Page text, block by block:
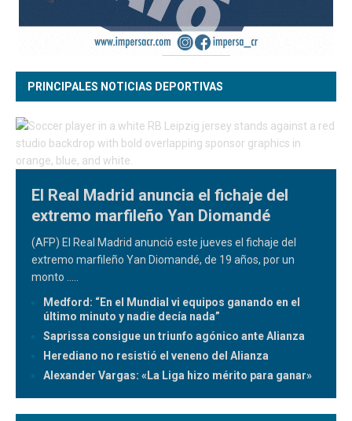
PRINCIPALES NOTICIAS DEPORTIVAS
El Real Madrid anuncia el fichaje del
extremo marfileño Yan Diomandé
(AFP) El Real Madrid anunció este jueves el fichaje del
extremo marfileño Yan Diomandé, de 19 años, por un
monto
Medford: “En el Mundial vi equipos ganando en el
último minuto y nadie decía nada”
Saprissa consigue un triunfo agónico ante Alianza
Herediano no resistió el veneno del Alianza
Alexander Vargas: «La Liga hizo mérito para ganar»